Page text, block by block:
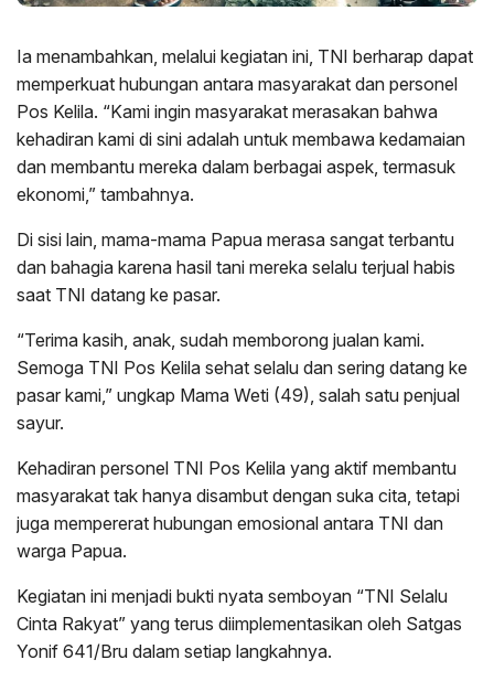
Ia menambahkan, melalui kegiatan ini, TNI berharap dapat
memperkuat hubungan antara masyarakat dan personel
Pos Kelila. “Kami ingin masyarakat merasakan bahwa
kehadiran kami di sini adalah untuk membawa kedamaian
dan membantu mereka dalam berbagai aspek, termasuk
ekonomi,” tambahnya.
Di sisi lain, mama-mama Papua merasa sangat terbantu
dan bahagia karena hasil tani mereka selalu terjual habis
saat TNI datang ke pasar.
“Terima kasih, anak, sudah memborong jualan kami.
Semoga TNI Pos Kelila sehat selalu dan sering datang ke
pasar kami,” ungkap Mama Weti (49), salah satu penjual
sayur.
Kehadiran personel TNI Pos Kelila yang aktif membantu
masyarakat tak hanya disambut dengan suka cita, tetapi
juga mempererat hubungan emosional antara TNI dan
warga Papua.
Kegiatan ini menjadi bukti nyata semboyan “TNI Selalu
Cinta Rakyat” yang terus diimplementasikan oleh Satgas
Yonif 641/Bru dalam setiap langkahnya.